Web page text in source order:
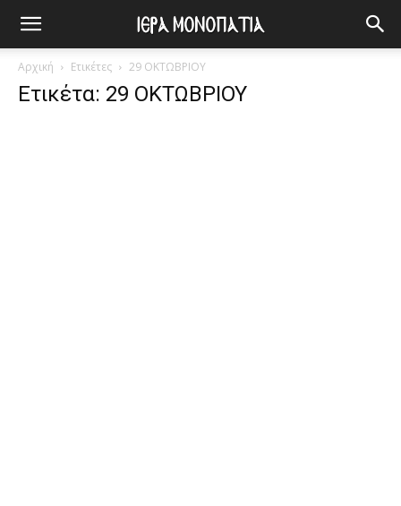
Αρχική Ετικέτες 29 ΟΚΤΩΒΡΙΟΥ
Ετικέτα: 29 ΟΚΤΩΒΡΙΟΥ